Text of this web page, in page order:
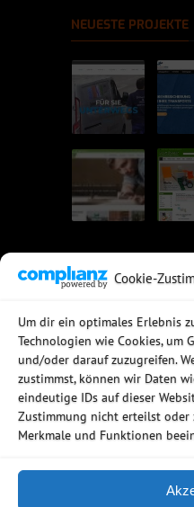
Cookie-
Um dir ein optimales Erlebnis
Technologien wie Cookies, um
und/oder darauf zuzugreifen.
zustimmst, können wir Daten
eindeutige IDs auf dieser
Zustimmung nicht erteilst oder
Merkmale und Funktionen
NEUESTE PROJEKTE
Rechtssichere
MDaemon Mail- &
Virtualisierung mit
Sophos UTM - Mehr